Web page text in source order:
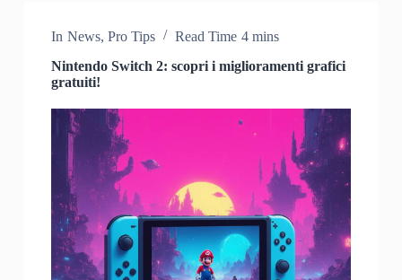
In News, Pro Tips Read Time 4 mins
Nintendo Switch 2: scopri i miglioramenti grafici
gratuiti!